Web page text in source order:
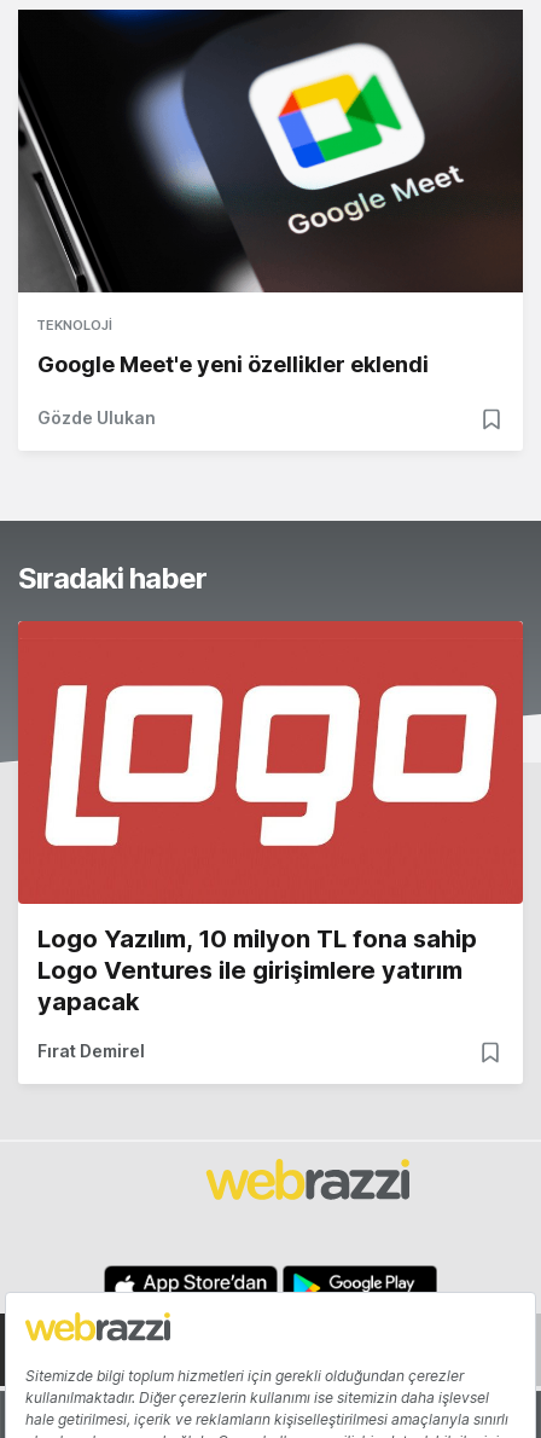
TEKNOLOJI
Google Meet'e yeni özellikler eklendi
Gözde Ulukan
Sıradaki haber
Logo Yazılım, 10 milyon TL fona sahip
Logo Ventures ile girişimlere yatırım
yapacak
Fırat Demirel
Hakkında Yazarlar